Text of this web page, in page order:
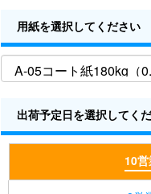
用紙を選択してください
出荷予定日を選択してく
10